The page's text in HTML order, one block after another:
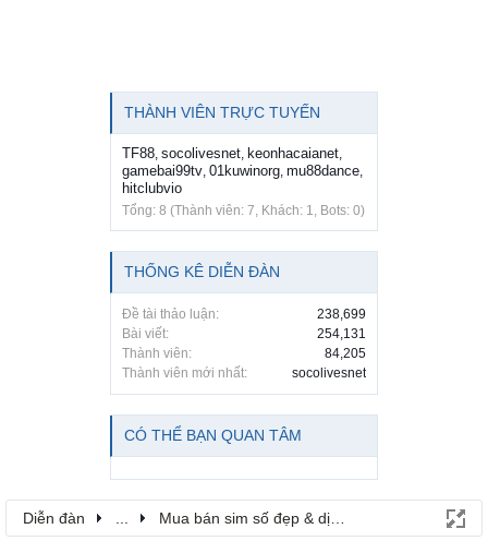
THÀNH VIÊN TRỰC TUYẾN
TF88 socolivesnet keonhacaianet
gamebai99tv 01kuwinorg mu88dance
hitclubvio
Tổng: 8 (Thành viên: 7, Khách: 1, Bots: 0)
THỐNG KÊ DIỄN ĐÀN
Đề tài thảo luận:
238,699
Bài viết:
254,131
Thành viên:
84,205
Thành viên mới nhất:
socolivesnet
CÓ THỂ BẠN QUAN TÂM
Diễn đàn Mua bán sim số đẹp & dịch vụ viễn thông